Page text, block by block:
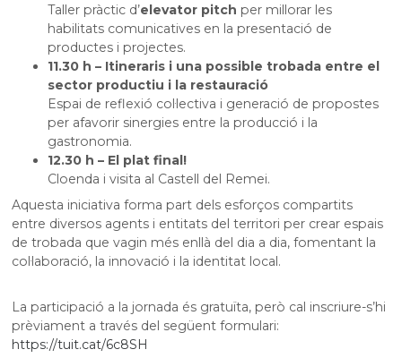
Taller pràctic d’elevator pitch per millorar les
habilitats comunicatives en la presentació de
productes i projectes.
11.30 h – Itineraris i una possible trobada entre el
sector productiu i la restauració
Espai de reflexió col·lectiva i generació de propostes
per afavorir sinergies entre la producció i la
gastronomia.
12.30 h – El plat final!
Cloenda i visita al Castell del Remei.
Aquesta iniciativa forma part dels esforços compartits
entre diversos agents i entitats del territori per crear espais
de trobada que vagin més enllà del dia a dia, fomentant la
col·laboració, la innovació i la identitat local.
La participació a la jornada és gratuïta, però cal inscriure-s’hi
prèviament a través del següent formulari:
https://tuit.cat/6c8SH